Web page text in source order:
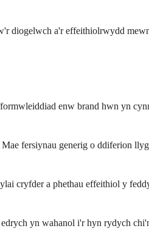
diogelwch a'r effeithiolrwydd
enw brand hwn yn
fersiynau generig o ddiferion
cryfder a ​​phethau effeithiol y
yn wahanol i'r hyn rydych